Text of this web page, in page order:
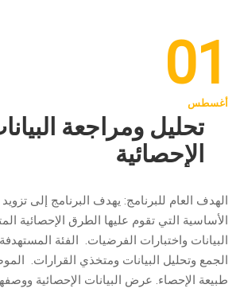
01
أغسطس
تحليل ومراجعة
الإحصائية
الهدف العام للبرنامج: يهدف البرنامج إلى تزويد
الأساسية التي تقوم عليها الطرق الإحصائية
البيانات واختبارات الفرضيات. الفئة
الجمع وتحليل البيانات ومتخذي القرارات.
طبيعة الإحصاء. عرض البيانات الإحصائية